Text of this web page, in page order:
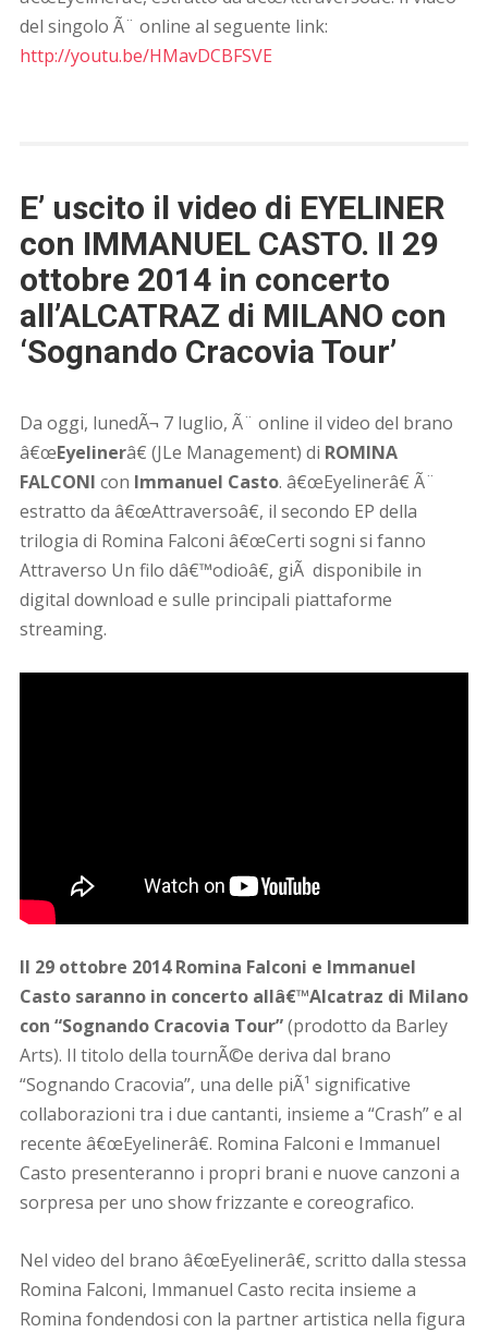
del singolo Ã¨ online al seguente link:
http://youtu.be/HMavDCBFSVE
E’ uscito il video di EYELINER
con IMMANUEL CASTO. Il 29
ottobre 2014 in concerto
all’ALCATRAZ di MILANO con
‘Sognando Cracovia Tour’
Da oggi, lunedÃ¬ 7 luglio, Ã¨ online il video del brano
â€œEyelinerâ€ (JLe Management) di ROMINA
FALCONI con Immanuel Casto. â€œEyelinerâ€ Ã¨
estratto da â€œAttraversoâ€, il secondo EP della
trilogia di Romina Falconi â€œCerti sogni si fanno
Attraverso Un filo dâ€™odioâ€, giÃ disponibile in
digital download e sulle principali piattaforme
streaming.
Il 29 ottobre 2014 Romina Falconi e Immanuel
Casto saranno in concerto allâ€™Alcatraz di Milano
con “Sognando Cracovia Tour”(prodotto da Barley
Arts). Il titolo della tournÃ©e deriva dal brano
“Sognando Cracovia”, una delle piÃ¹ significative
collaborazioni tra i due cantanti, insieme a “Crash” e al
recente â€œEyelinerâ€. Romina Falconi e Immanuel
Casto presenteranno i propri brani e nuove canzoni a
sorpresa per uno show frizzante e coreografico.
Nel video del brano â€œEyelinerâ€, scritto dalla stessa
Romina Falconi, Immanuel Casto recita insieme a
Romina fondendosi con la partner artistica nella figura